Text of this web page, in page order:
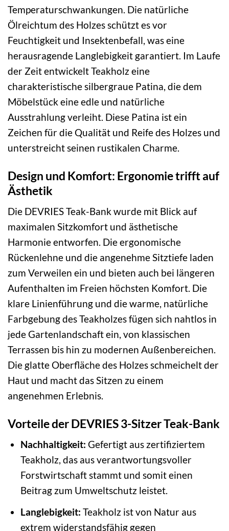
Temperaturschwankungen. Die natürliche
Ölreichtum des Holzes schützt es vor
Feuchtigkeit und Insektenbefall, was eine
herausragende Langlebigkeit garantiert. Im Laufe
der Zeit entwickelt Teakholz eine
charakteristische silbergraue Patina, die dem
Möbelstück eine edle und natürliche
Ausstrahlung verleiht. Diese Patina ist ein
Zeichen für die Qualität und Reife des Holzes und
unterstreicht seinen rustikalen Charme.
Design und Komfort: Ergonomie trifft auf
Ästhetik
Die DEVRIES Teak-Bank wurde mit Blick auf
maximalen Sitzkomfort und ästhetische
Harmonie entworfen. Die ergonomische
Rückenlehne und die angenehme Sitztiefe laden
zum Verweilen ein und bieten auch bei längeren
Aufenthalten im Freien höchsten Komfort. Die
klare Linienführung und die warme, natürliche
Farbgebung des Teakholzes fügen sich nahtlos in
jede Gartenlandschaft ein, von klassischen
Terrassen bis hin zu modernen Außenbereichen.
Die glatte Oberfläche des Holzes schmeichelt der
Haut und macht das Sitzen zu einem
angenehmen Erlebnis.
Vorteile der DEVRIES 3-Sitzer Teak-Bank
Nachhaltigkeit: Gefertigt aus zertifiziertem
Teakholz, das aus verantwortungsvoller
Forstwirtschaft stammt und somit einen
Beitrag zum Umweltschutz leistet.
Langlebigkeit: Teakholz ist von Natur aus
extrem widerstandsfähig gegen